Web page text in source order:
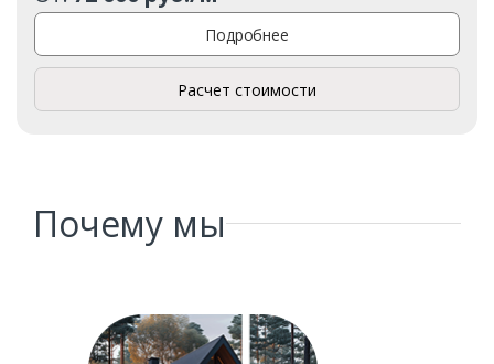
Подробнее
Расчет стоимости
Почему мы